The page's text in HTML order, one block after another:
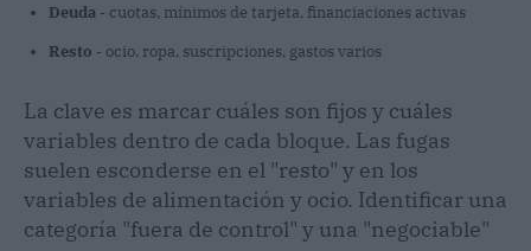
Deuda - cuotas, mínimos de tarjeta, financiaciones activas
Resto - ocio, ropa, suscripciones, gastos varios
La clave es marcar cuáles son fijos y cuáles
variables dentro de cada bloque. Las fugas
suelen esconderse en el "resto" y en los
variables de alimentación y ocio. Identificar una
categoría "fuera de control" y una "negociable"